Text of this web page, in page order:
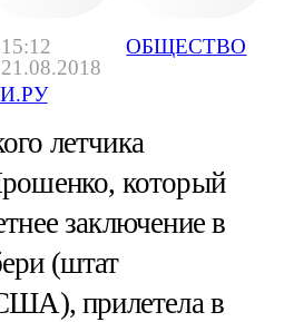
15:12
21.08.2018
ОБЩЕСТВО
летчика
который
заключение в
(штат
прилетела в